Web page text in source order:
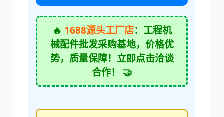
大宇 丰田
🔥 1688源头工厂店：工程机
械配件批发采购基地，价格优
势，质量保障！立即点击洽谈
合作！ 🤝